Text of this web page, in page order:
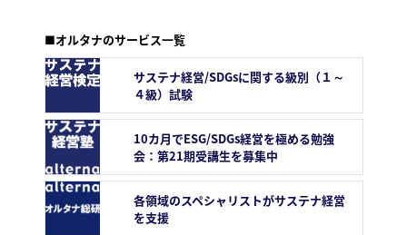
■オルタナのサービス一覧
サステナ経営/SDGsに関する級別（１～
４級）試験
10カ月でESG/SDGs経営を極める勉強
会：第21期受講生を募集中
各領域のスペシャリストがサステナ経営
を支援